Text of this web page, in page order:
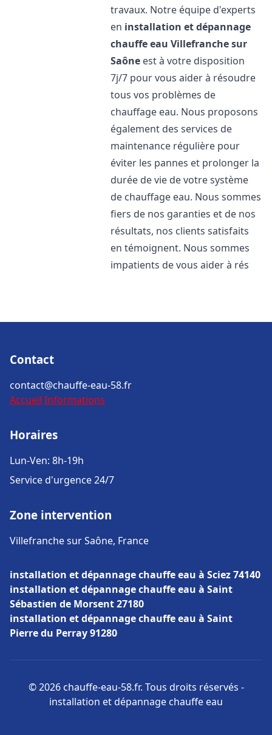
travaux. Notre équipe d'experts
en installation et dépannage
chauffe eau Villefranche sur
Saône est à votre disposition
7j/7 pour vous aider à résoudre
tous vos problèmes de
chauffage eau. Nous proposons
également des services de
maintenance régulière pour
éviter les pannes et prolonger la
durée de vie de votre système
de chauffage eau. Nous sommes
fiers de nos garanties et de nos
résultats, nos clients satisfaits
en témoignent. Nous sommes
impatients de vous aider à rés
Contact
contact@chauffe-eau-58.fr
Accueil Informations
Horaires
Lun-Ven: 8h-19h
Service d'urgence 24/7
Zone intervention
Villefranche sur Saône, France
installation et dépannage chauffe eau à Sciez 74140
installation et dépannage chauffe eau à Saint
Sébastien de Morsent 27180
installation et dépannage chauffe eau à Saint
Pierre du Perray 91280
© 2026 chauffe-eau-58.fr. Tous droits réservés -
installation et dépannage chauffe eau